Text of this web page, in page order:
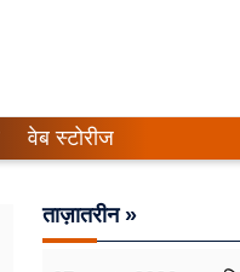
वेब स्टोरीज
ताज़ातरीन »